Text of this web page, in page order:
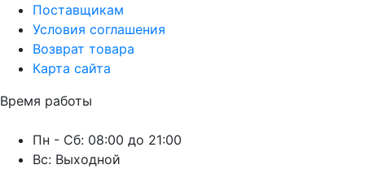
Поставщикам
Условия соглашения
Возврат товара
Карта сайта
Время работы
Пн - Сб: 08:00 до 21:00
Вс: Выходной